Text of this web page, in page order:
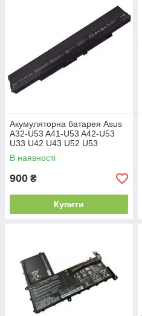
Акумуляторна батарея Asus
A32-U53 A41-U53 A42-U53
U33 U42 U43 U52 U53
В наявності
900 ₴
Купити